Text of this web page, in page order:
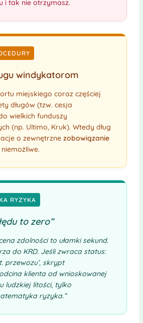
i tak nie otrzymasz.
windykatorom
miejskiego coraz częściej
długów (tzw. cesja
wielkich funduszy
(np. Ultimo, Kruk). Wtedy dług
o zewnętrzne zobowiązanie
RYZYKA
to zero”
zdolności to ułamki sekund.
do KRD. Jeśli zwraca status:
przewozu’, skrypt
klienta od wnioskowanej
ludzkiej litości, tylko
ryzyka.”